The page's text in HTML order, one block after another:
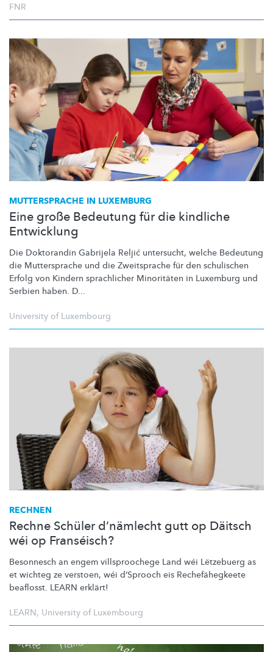
FNR
MUTTERSPRACHE IN LUXEMBURG
Eine große Bedeutung für die kindliche
Entwicklung
Die Doktorandin Gabrijela Reljić untersucht, welche Bedeutung
die Muttersprache und die Zweitsprache für den schulischen
Erfolg von Kindern sprachlicher Minoritäten in Luxemburg und
Serbien haben. D...
University of Luxembourg
RECHNEN
Rechne Schüler d’nämlecht gutt op Däitsch
wéi op Franséisch?
Besonnesch an engem villsproochege Land wéi Lëtzebuerg as
et wichteg ze verstoen, wéi d’Sprooch eis Rechefähegkeete
beaflosst. LEARN erklärt!
LEARN, University of Luxembourg